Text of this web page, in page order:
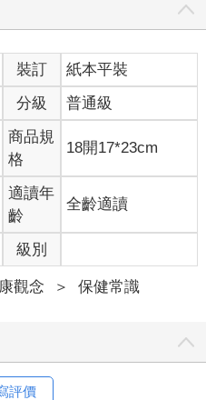
效能，這就叫做「向下適
力衰退，健康惡化，其實和缺
的效益
體有不同的功能呢？沒錯，如
endurance training）和阻力訓
以提高粒線體的整體產能（學
capacity〕或呼吸能力
提高肌肉量或肌力。
exercise），例如長跑、
運動的時候，需要源源不絕的
ATP。不過，運動強度越高，
啟動葡萄糖的無氧糖解
兩個ATP，但可應燃眉之
）、tabata間歇訓練等等。
選手們都知道要配速，沒有一個
憋氣做完這個運動，也可以作
裝訂
紙本平裝
分級 普通級
商品規
格
18開17*23cm
適讀年
齡
全齡適讀
級別
觀念 ＞ 保健常識
評價